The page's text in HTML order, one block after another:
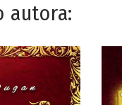
autora: